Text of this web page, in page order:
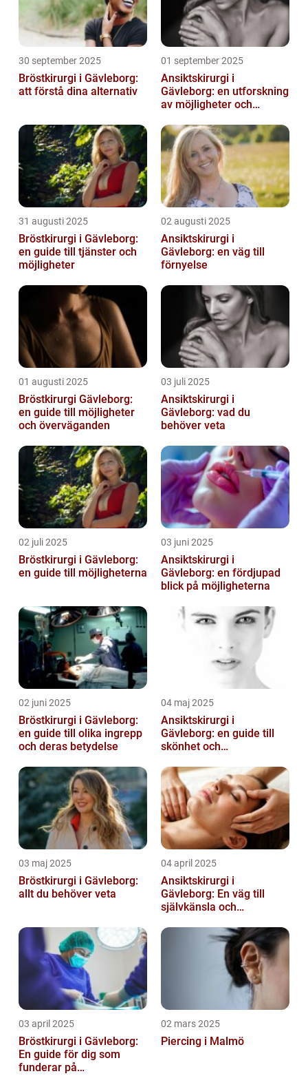
30 september 2025
Bröstkirurgi i Gävleborg:
att förstå dina alternativ
01 september 2025
Ansiktskirurgi i
Gävleborg: en utforskning
av möjligheter och
31 augusti 2025
Bröstkirurgi i Gävleborg:
en guide till tjänster och
möjligheter
02 augusti 2025
Ansiktskirurgi i
Gävleborg: en väg till
förnyelse
01 augusti 2025
Bröstkirurgi Gävleborg:
en guide till möjligheter
och överväganden
03 juli 2025
Ansiktskirurgi i
Gävleborg: vad du
behöver veta
02 juli 2025
Bröstkirurgi i Gävleborg:
en guide till möjligheterna
03 juni 2025
Ansiktskirurgi i
Gävleborg: en fördjupad
blick på möjligheterna
02 juni 2025
Bröstkirurgi i Gävleborg:
en guide till olika ingrepp
och deras betydelse
04 maj 2025
Ansiktskirurgi i
Gävleborg: en guide till
skönhet och
03 maj 2025
Bröstkirurgi i Gävleborg:
allt du behöver veta
04 april 2025
Ansiktskirurgi i
Gävleborg: En väg till
självkänsla och
03 april 2025
Bröstkirurgi i Gävleborg:
En guide för dig som
funderar på
02 mars 2025
Piercing i Malmö